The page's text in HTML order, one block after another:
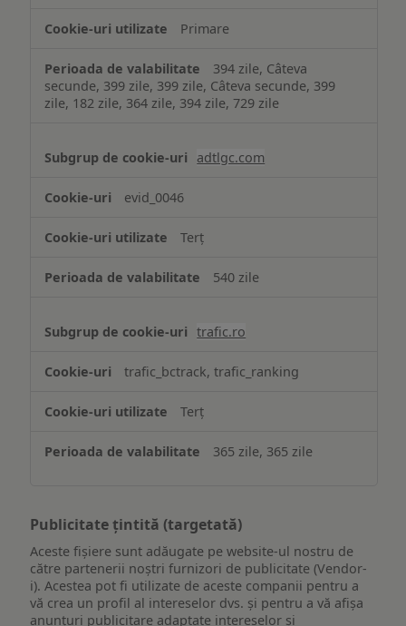
Primare
394 zile, Câteva
secunde, 399 zile, 399 zile, Câteva secunde, 399
zile, 182 zile, 364 zile, 394 zile, 729 zile
adtlgc.com
evid_0046
Terț
540 zile
trafic.ro
trafic_bctrack, trafic_ranking
Terț
365 zile, 365 zile
Publicitate țintită (targetată)
Aceste fișiere sunt adăugate pe website-ul nostru de
către partenerii noștri furnizori de publicitate (Vendor-
i). Acestea pot fi utilizate de aceste companii pentru a
vă crea un profil al intereselor dvs. și pentru a vă afișa
anunțuri publicitare adaptate intereselor și